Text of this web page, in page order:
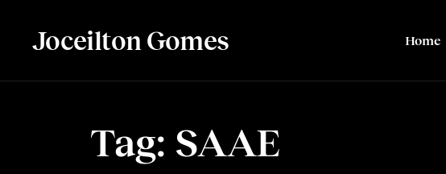
Joceilton Gomes Home
Tag: SAAE